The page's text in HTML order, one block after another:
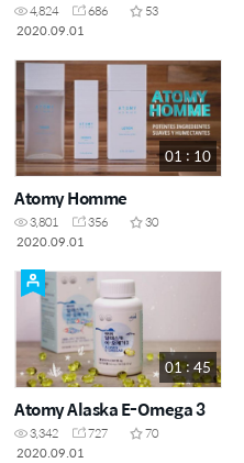
4,824 686
53
2020.09.01
01 : 10
Atomy Homme
3,801 356
30
2020.09.01
01 : 45
Atomy Alaska E-Omega 3
3,342 727
70
2020.09.01